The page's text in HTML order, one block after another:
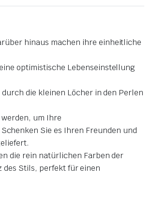
hinaus machen ihre einheitliche
optimistische Lebenseinstellung
die kleinen Löcher in den Perlen
um Ihre
Sie es Ihren Freunden und
die rein natürlichen Farben der
des Stils, perfekt für einen